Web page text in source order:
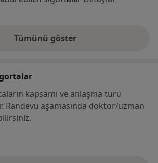
Tümünü göster
adres hakkında
kapsamı ve anlaşma türü
Randevu aşamasında doktor/uzman